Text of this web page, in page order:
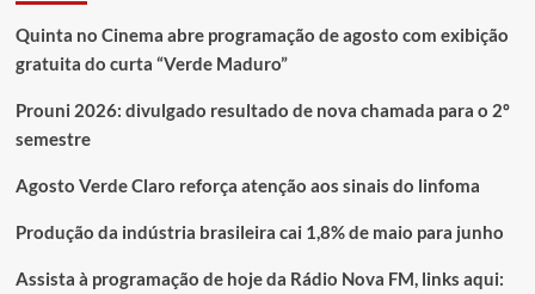
Quinta no Cinema abre programação de agosto com exibição
gratuita do curta “Verde Maduro”
Prouni 2026: divulgado resultado de nova chamada para o 2º
semestre
Agosto Verde Claro reforça atenção aos sinais do linfoma
Produção da indústria brasileira cai 1,8% de maio para junho
Assista à programação de hoje da Rádio Nova FM, links aqui: